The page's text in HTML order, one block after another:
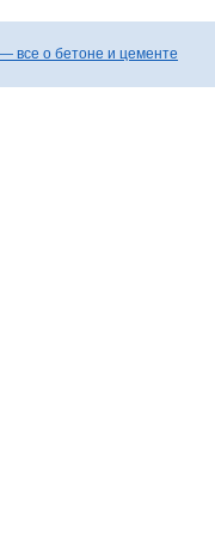
все о бетоне и цементе